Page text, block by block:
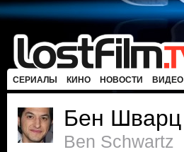
СЕРИАЛЫ КИНО НОВОСТИ ВИДЕО
Бен Шварц
Ben Schwartz